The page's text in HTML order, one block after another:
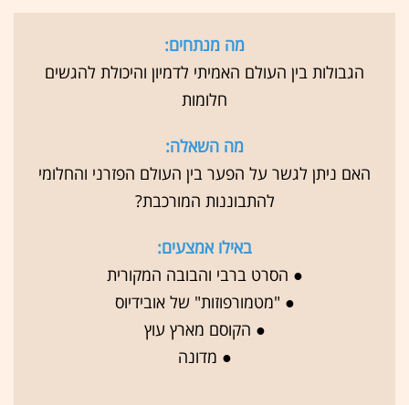
מה מנתחים:
הגבולות בין העולם האמיתי לדמיון והיכולת להגשים
חלומות
מה השאלה:
האם ניתן לגשר על הפער בין העולם הפזרני והחלומי
להתבוננות המורכבת?
באילו אמצעים:
● הסרט ברבי והבובה המקורית
● "מטמורפוזות" של אובידיוס
● הקוסם מארץ עוץ
● מדונה